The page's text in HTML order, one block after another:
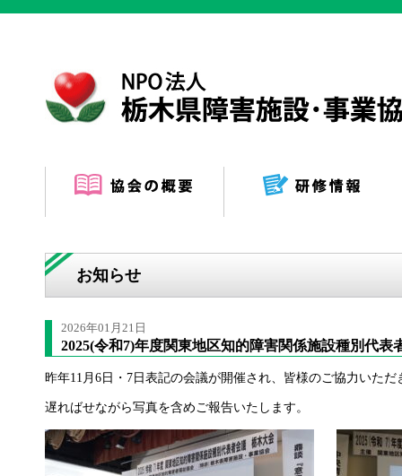
お知らせ
2026年01月21日
2025(令和7)年度関東地区知的障害関係施設種別代
昨年11月6日・7日表記の会議が開催され、皆様のご協力いた
遅ればせながら写真を含めご報告いたします。